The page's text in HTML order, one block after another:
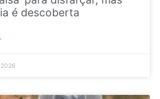
é descoberta